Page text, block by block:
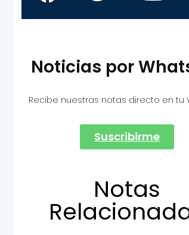
Noticias por
Recibe nuestras notas directo en tu
Suscribirme
Notas